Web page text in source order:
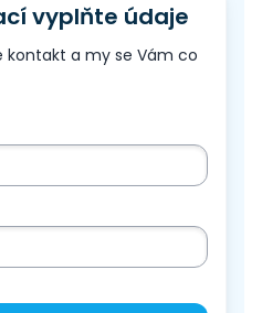
vyplňte údaje
a my se Vám co